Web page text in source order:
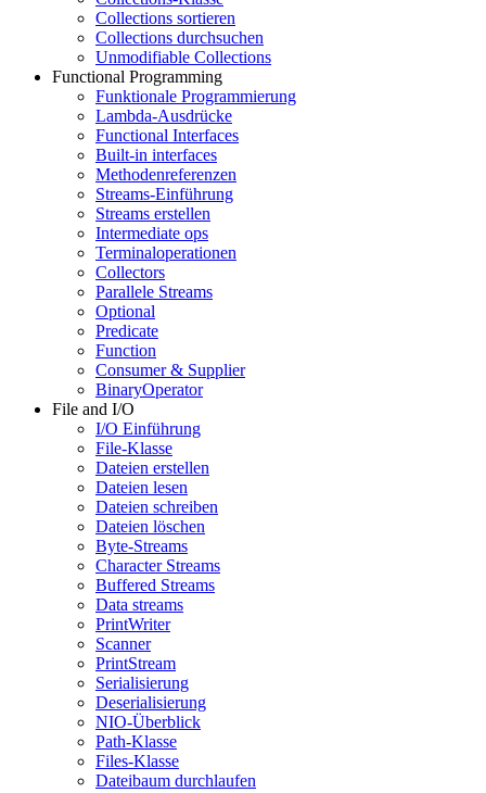
Collections sortieren
Collections durchsuchen
Unmodifiable Collections
Functional Programming
Funktionale Programmierung
Lambda-Ausdrücke
Functional Interfaces
Built-in interfaces
Methodenreferenzen
Streams-Einführung
Streams erstellen
Intermediate ops
Terminaloperationen
Collectors
Parallele Streams
Optional
Predicate
Function
Consumer & Supplier
BinaryOperator
File and I/O
I/O Einführung
File-Klasse
Dateien erstellen
Dateien lesen
Dateien schreiben
Dateien löschen
Byte-Streams
Character Streams
Buffered Streams
Data streams
PrintWriter
Scanner
PrintStream
Serialisierung
Deserialisierung
NIO-Überblick
Path-Klasse
Files-Klasse
Dateibaum durchlaufen